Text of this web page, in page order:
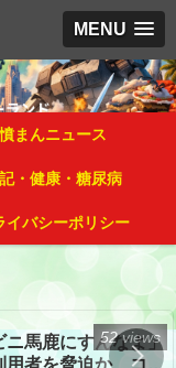
MENU
憤まんニュース
・健康・糖尿病
イバシーポリシー
ニ馬鹿にすんなよ」
52 views